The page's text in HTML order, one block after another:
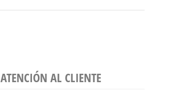
ATENCIÓN AL CLIENTE